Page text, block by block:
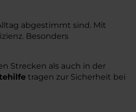
abgestimmt sind. Mit
Besonders
Strecken als auch in der
tragen zur Sicherheit bei